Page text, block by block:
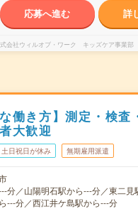
応募へ進む 詳
会社ウィルオブ・ワーク キッズケア事業部
働き方】測定・検査
大歓迎
土日祝日が休み 無期雇用派遣
分／山陽明石駅から---分／東二見
---分／西江井ケ島駅から---分